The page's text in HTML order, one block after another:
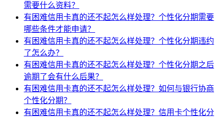
需要什么资料？
有困难信用卡真的还不起怎么样处理？个性化分期需要
哪些条件才能申请？
有困难信用卡真的还不起怎么样处理？个性化分期违约
了怎么办？
有困难信用卡真的还不起怎么样处理？个性化分期之后
逾期了会有什么后果？
有困难信用卡真的还不起怎么样处理？如何与银行协商
个性化分期？
有困难信用卡真的还不起怎么样处理？信用卡个性化分